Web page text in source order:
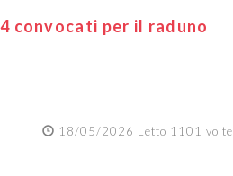
convocati per il raduno
18/05/2026 Letto 1101 volte